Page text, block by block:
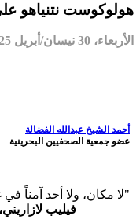
هولوكوست نتنياهو
الأربعاء، 30 نيسان/أبريل 2025
أحمد الشيخ عبدالله الفضالة
عضو جمعية الصحفيين البحرينية
"لا مكان، ولا أحد آمناً
فيليب